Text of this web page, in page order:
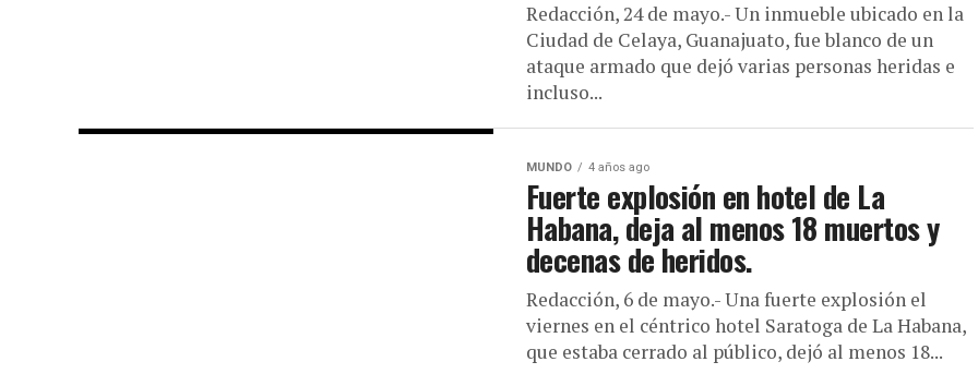
Redacción, 24 de mayo.- Un inmueble ubicado en la
Ciudad de Celaya, Guanajuato, fue blanco de un
ataque armado que dejó varias personas heridas e
incluso...
MUNDO 4 años ago
Fuerte explosión en hotel de La
Habana, deja al menos 18 muertos y
decenas de heridos.
Redacción, 6 de mayo.- Una fuerte explosión el
viernes en el céntrico hotel Saratoga de La Habana,
que estaba cerrado al público, dejó al menos 18...